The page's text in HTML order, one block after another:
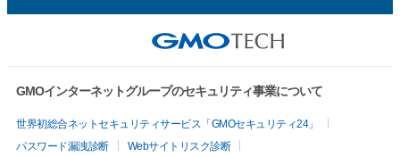
GMOインターネットグループのセキュリティ事業について
世界初総合ネットセキュリティサービス「GMOセキュリティ24」
パスワード漏洩診断
Webサイトリスク診断